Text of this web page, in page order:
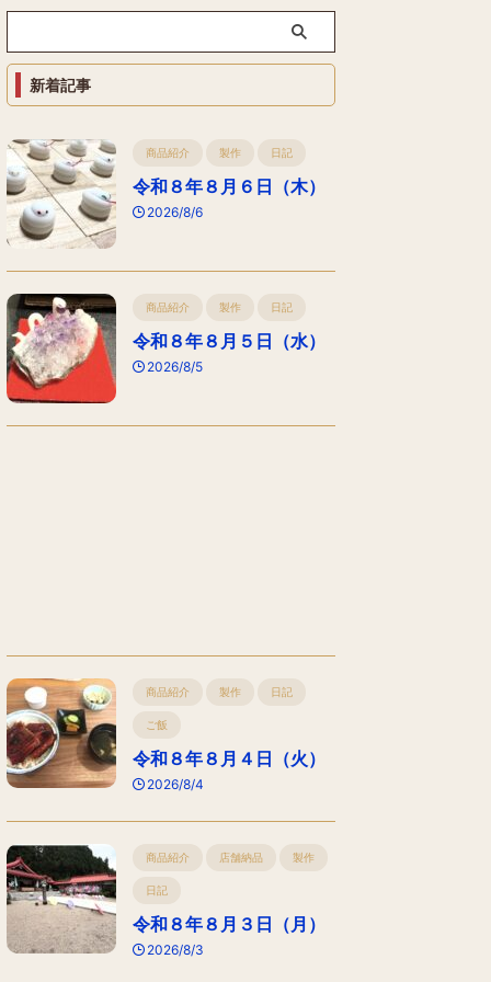
新着記事
商品紹介 製作 日記
令和８年８月６日（木）
2026/8/6
商品紹介 製作 日記
令和８年８月５日（水）
2026/8/5
商品紹介 製作 日記
ご飯
令和８年８月４日（火）
2026/8/4
商品紹介 店舗納品 製作
日記
令和８年８月３日（月）
2026/8/3